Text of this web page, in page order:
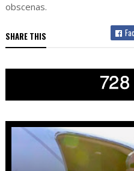
obscenas.
SHARE THIS